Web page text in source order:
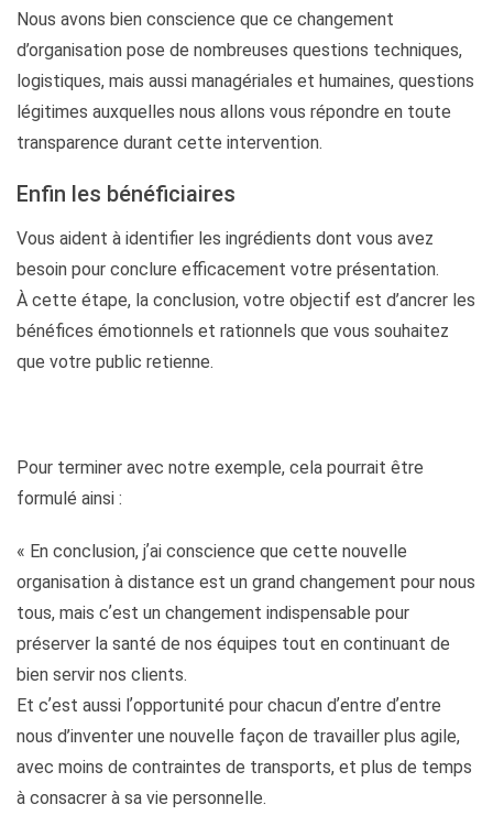
Nous avons bien conscience que ce changement
d’organisation pose de nombreuses questions techniques,
logistiques, mais aussi managériales et humaines, questions
légitimes auxquelles nous allons vous répondre en toute
transparence durant cette intervention.
Enfin les bénéficiaires
Vous aident à identifier les ingrédients dont vous avez
besoin pour conclure efficacement votre présentation.
À cette étape, la conclusion, votre objectif est d’ancrer les
bénéfices émotionnels et rationnels que vous souhaitez
que votre public retienne.
Pour terminer avec notre exemple, cela pourrait être
formulé ainsi :
« En conclusion, jʼai conscience que cette nouvelle
organisation à distance est un grand changement pour nous
tous, mais cʼest un changement indispensable pour
préserver la santé de nos équipes tout en continuant de
bien servir nos clients.
Et cʼest aussi lʼopportunité pour chacun dʼentre dʼentre
nous d’inventer une nouvelle façon de travailler plus agile,
avec moins de contraintes de transports, et plus de temps
à consacrer à sa vie personnelle.